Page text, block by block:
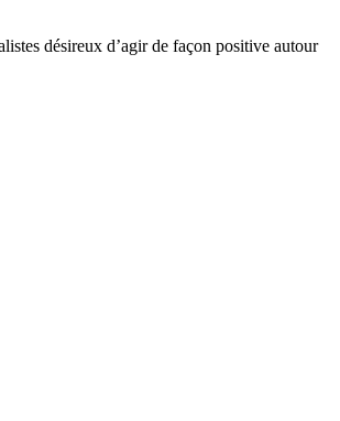
désireux d’agir de façon positive autour